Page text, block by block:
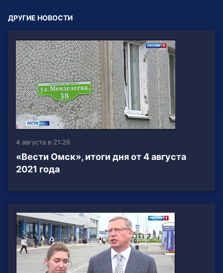
ДРУГИЕ НОВОСТИ
4 августа в 21:26
«Вести Омск», итоги дня от 4 августа
2021 года